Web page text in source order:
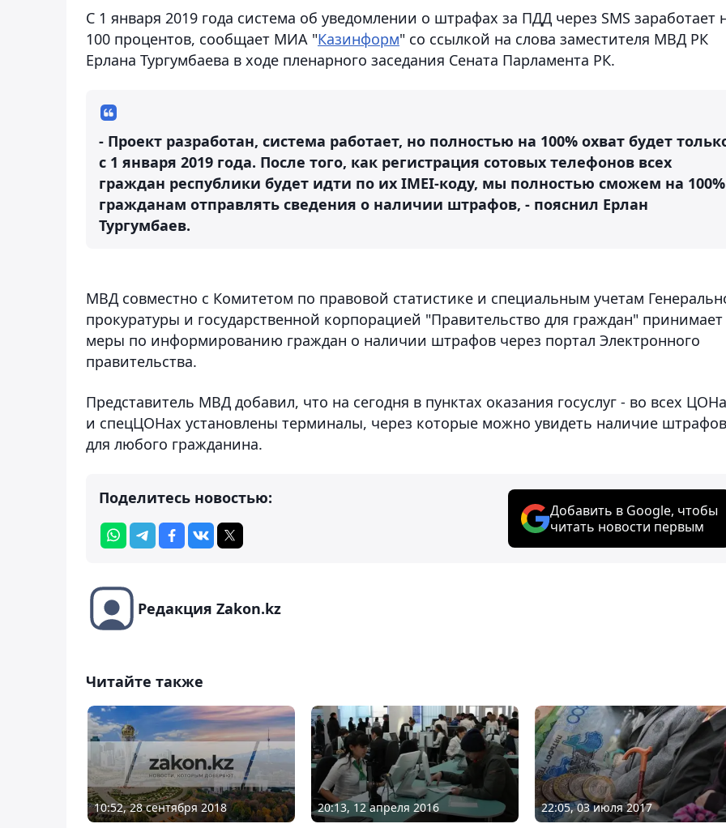
С 1 января 2019 года система об уведомлении о штрафах за ПДД через SMS заработает
100 процентов, сообщает МИА "Казинформ" со ссылкой на слова заместителя МВД РК
Ерлана Тургумбаева в ходе пленарного заседания Сената Парламента РК.
- Проект разработан, система работает, но полностью на 100% охват будет
с 1 января 2019 года. После того, как регистрация сотовых телефонов всех
граждан республики будет идти по их IMEI-коду, мы полностью сможем на 100%
гражданам отправлять сведения о наличии штрафов, - пояснил Ерлан
Тургумбаев.
МВД совместно с Комитетом по правовой статистике и специальным учетам
прокуратуры и государственной корпорацией "Правительство для граждан" принимает
меры по информированию граждан о наличии штрафов через портал Электронного
правительства.
Представитель МВД добавил, что на сегодня в пунктах оказания госуслуг - во всех
и спецЦОНах установлены терминалы, через которые можно увидеть наличие штрафов
для любого гражданина.
Поделитесь новостью:
Добавить в Google, чтобы
читать новости первым
Редакция Zakon.kz
Читайте также
10:52, 28 сентября 2018 20:13, 12 апреля 2016 22:05, 03 июля 2017